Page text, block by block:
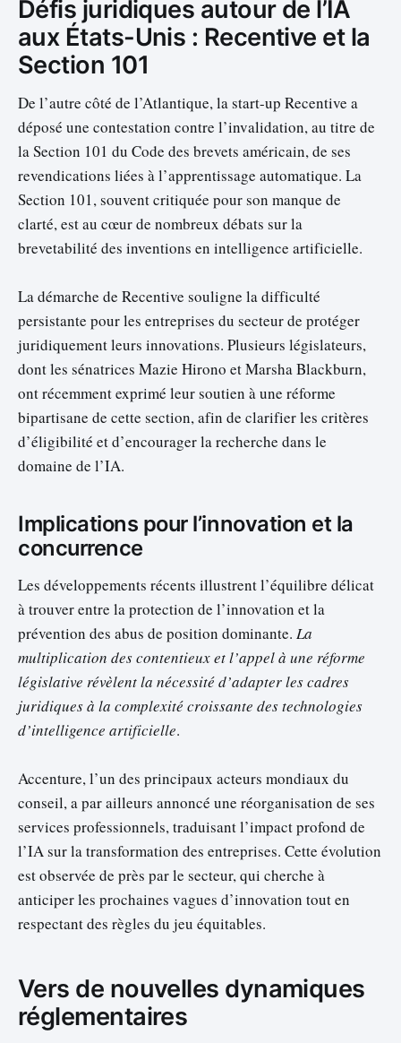
Défis juridiques autour de l’IA
aux États-Unis : Recentive et la
Section 101
De l’autre côté de l’Atlantique, la start-up Recentive a
déposé une contestation contre l’invalidation, au titre de
la Section 101 du Code des brevets américain, de ses
revendications liées à l’apprentissage automatique. La
Section 101, souvent critiquée pour son manque de
clarté, est au cœur de nombreux débats sur la
brevetabilité des inventions en intelligence artificielle.
La démarche de Recentive souligne la difficulté
persistante pour les entreprises du secteur de protéger
juridiquement leurs innovations. Plusieurs législateurs,
dont les sénatrices Mazie Hirono et Marsha Blackburn,
ont récemment exprimé leur soutien à une réforme
bipartisane de cette section, afin de clarifier les critères
d’éligibilité et d’encourager la recherche dans le
domaine de l’IA.
Implications pour l’innovation et la
concurrence
Les développements récents illustrent l’équilibre délicat
à trouver entre la protection de l’innovation et la
prévention des abus de position dominante. La
multiplication des contentieux et l’appel à une réforme
législative révèlent la nécessité d’adapter les cadres
juridiques à la complexité croissante des technologies
d’intelligence artificielle.
Accenture, l’un des principaux acteurs mondiaux du
conseil, a par ailleurs annoncé une réorganisation de ses
services professionnels, traduisant l’impact profond de
l’IA sur la transformation des entreprises. Cette évolution
est observée de près par le secteur, qui cherche à
anticiper les prochaines vagues d’innovation tout en
respectant des règles du jeu équitables.
Vers de nouvelles dynamiques
réglementaires